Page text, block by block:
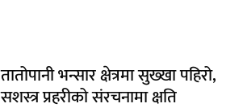
तातोपानी भन्सार क्षेत्रमा सुख्खा पहिरो,
सशस्त्र प्रहरीको संरचनामा क्षति